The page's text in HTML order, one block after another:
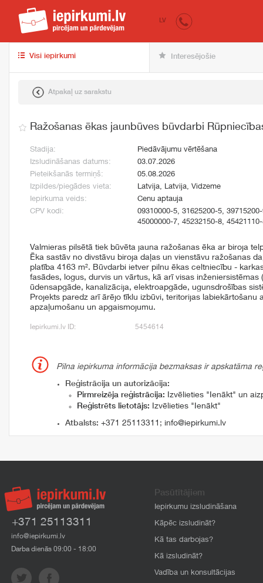
iepirkumi.lv
LV
Visi iepirkumi Interesējošie
Atpakaļ uz sarakstu
Ražošanas ēkas jaunbūves būvdarbi
Stadija:
Piedāvājumu vērtēšana
Izsludināšanas datums:
03.07.2026
Pieteikšanās termiņš:
05.08.2026
Izpildes/piegādes vieta:
Latvija, Latvija, Vidzeme
Iepirkuma veids:
Cenu aptauja
CPV kodi:
09310000-5, 31625200-5,
45000000-7, 45232150-8,
Valmieras pilsētā tiek būvēta jauna ražošanas ēka ar biroja
Ēka sastāv no divstāvu biroja daļas un vienstāvu ražošanas
platība 4163 m². Būvdarbi ietver pilnu ēkas celtniecību -
fasādes, logus, durvis un vārtus, kā arī visas inženiersistēmas
ūdensapgāde, kanalizācija, elektroapgāde, ugunsdrošības
Projekts paredz arī ārējo tīklu izbūvi, teritorijas labiekārtošanu
apzaļumošanu un apgaismojumu.
Iepirkumi.lv ID: 5454614
Pilna iepirkuma informācija bezmaksas ir apskatāma
Reģistrācija un autorizācija:
Pirmreizēja reģistrācija: Izvēlieties "Ienākt" un
Reģistrēts lietotājs: Izvēlieties "Ienākt"
Atbalsts: +371 25113311 ; info@iepirkumi.lv
+371 25113311
info@iepirkumi.lv
Darba dienās 09:00 - 18:00
Pasūtītājiem
Iepirkumu izsludināšana
Kāpēc izsludināt?
Kā tas darbojas?
Kā izsludināt?
Vadība un konsultācijas